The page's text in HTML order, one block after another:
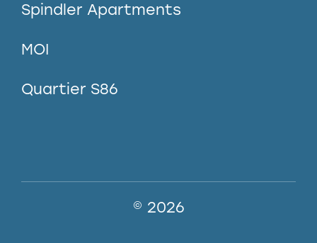
Spindler Apartments
MOI
Quartier S86
© 2026